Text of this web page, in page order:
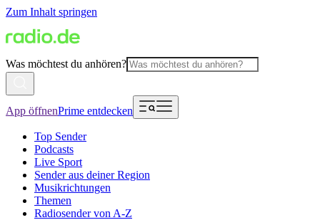
Zum Inhalt springen
Was möchtest du anhören?
App öffnenPrime entdecken
Top Sender
Podcasts
Live Sport
Sender aus deiner Region
Musikrichtungen
Themen
Radiosender von A-Z